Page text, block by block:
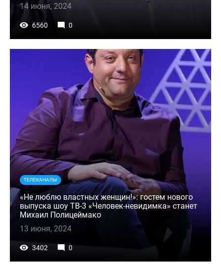
14 июня, 2024
6560 0
ТЕЛЕКАНАЛЫ
«Не люблю властных женщин!»: гостем нового
выпуска шоу ТВ-3 «Человек-невидимка» станет
Михаил Полицеймако
13 июня, 2024
3402 0